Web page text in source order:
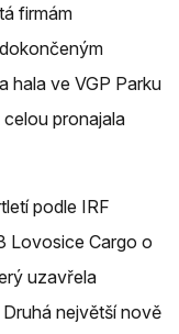
firmám
hala ve VGP Parku
celou pronajala
podle IRF
Lovosice Cargo o
uzavřela
největší nově